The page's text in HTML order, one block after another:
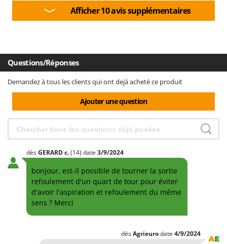
Afficher 10 avis supplémentaires
Questions/Réponses
Demandez à tous les clients qui ont dejà acheté ce produit
Ajouter une question
dèsGERARDc.(14) date 3/9/2024
bonjour, est-il possible de tourner la sortie
refoulement d'un quart de tour pour éviter
d'avoir l'aspiration et refoulement du même
sens ? Merci
dèsAgrieurodate 4/9/2024